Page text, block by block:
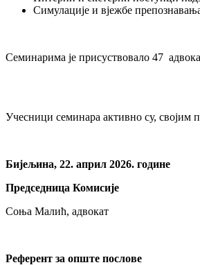
Симулације и вјежбе
Семинарима је присуствовало 47
Учесници семинара активно су, својим
Бијељина, 22. април 2026. године
Председница Комисије
Соња Малић, адвокат
Референт за опште послове